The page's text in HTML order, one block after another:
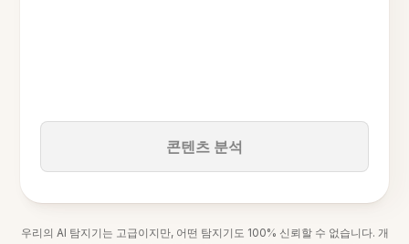
콘텐츠 분석
우리의 AI 탐지기는 고급이지만, 어떤 탐지기도 100% 신뢰할 수 없습니다. 개